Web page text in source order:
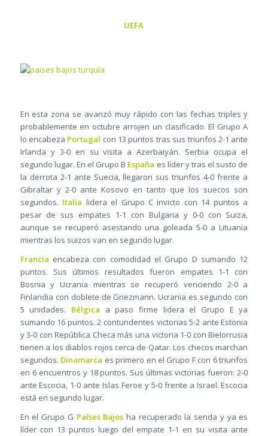
UEFA
En esta zona se avanzó muy rápido con las fechas triples y
probablemente en octubre arrojen un clasificado. El Grupo A
lo encabeza Portugal con 13 puntos tras sus triunfos 2-1 ante
Irlanda y 3-0 en su visita a Azerbaiyán. Serbia ocupa el
segundo lugar. En el Grupo B España es líder y tras el susto de
la derrota 2-1 ante Suecia, llegaron sus triunfos 4-0 frente a
Gibraltar y 2-0 ante Kosovo en tanto que los suecos son
segundos. Italia lidera el Grupo C invicto con 14 puntos a
pesar de sus empates 1-1 con Bulgaria y 0-0 con Suiza,
aunque se recuperó asestando una goleada 5-0 a Lituania
mientras los suizos van en segundo lugar.
Francia encabeza con comodidad el Grupo D sumando 12
puntos. Sus últimos resultados fueron empates 1-1 con
Bosnia y Ucrania mientras se recuperó venciendo 2-0 a
Finlandia con doblete de Griezmann. Ucrania es segundo con
5 unidades. Bélgica a paso firme lidera el Grupo E ya
sumando 16 puntos. 2 contundentes victorias 5-2 ante Estonia
y 3-0 con República Checa más una victoria 1-0 con Bielorrusia
tienen a los diablos rojos cerca de Qatar. Los checos marchan
segundos. Dinamarca es primero en el Grupo F con 6 triunfos
en 6 encuentros y 18 puntos. Sus últimas victorias fueron: 2-0
ante Escocia, 1-0 ante Islas Feroe y 5-0 frente a Israel. Escocia
está en segundo lugar.
En el Grupo G Países Bajos ha recuperado la senda y ya es
líder con 13 puntos luego del empate 1-1 en su visita ante